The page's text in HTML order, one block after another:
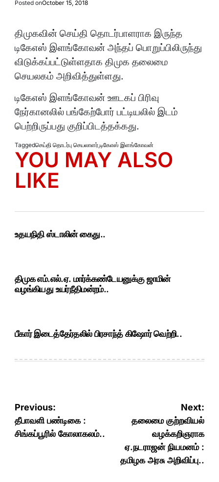
Posted onOctober 15, 2018
திமுகவின் செய்தி தொடர்பாளராக இருந்த
டிகேஎஸ் இளங்கோவன் அந்தப் பொறுப்பிலிருந்து
விடுக்கப்பட்டுள்ளதாக திமுக தலைமை
செயலகம் அறிவித்துள்ளது.
டிகேஎஸ் இளங்கோவன் ஊடகப் பிரிவு
நேர்கானலில் பங்கேற்போர் பட்டியலில் இடம்
பெற்றிருப்பது குறிப்பிடத்தக்கது.
Taggedசெய்தி தொடர்பு செயலாளர்,டிகேஎஸ் இளங்கோவன்
YOU MAY ALSO
LIKE
உதயநிதி ஸ்டாலின் கைது..
திமுக எம்.எல்.ஏ. மார்க்கண்டேயனுக்கு ஜாமின்
வழங்கியது உயர்நீதிமன்றம்..
பீகார் இடைத்தேர்தலில் பிரசாந்த் கிஷோர் வெற்றி..
Post
navigation
Previous:
தீபாவளி பண்டிகை :
சிங்கப்பூரில் கோலாகலம்..
Next:
தலைமை குற்றவியல்
வழக்கறிஞராக
ஏ.நடராஜன் நியமனம் :
தமிழக அரசு அறிவிப்பு..